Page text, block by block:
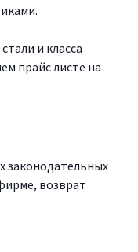
и класса
прайс листе на
законодательных
возврат